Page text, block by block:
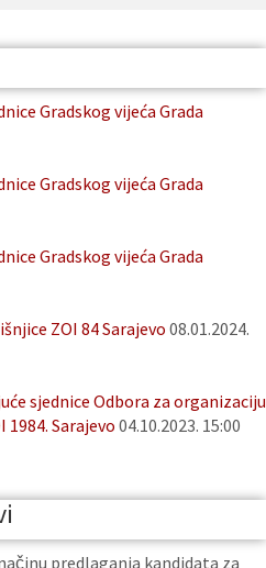
Gradskog vijeća Grada
Gradskog vijeća Grada
Gradskog vijeća Grada
ZOI 84 Sarajevo 08.01.2024.
sjednice Odbora za organizaciju
Sarajevo 04.10.2023. 15:00
predlaganja kandidata za